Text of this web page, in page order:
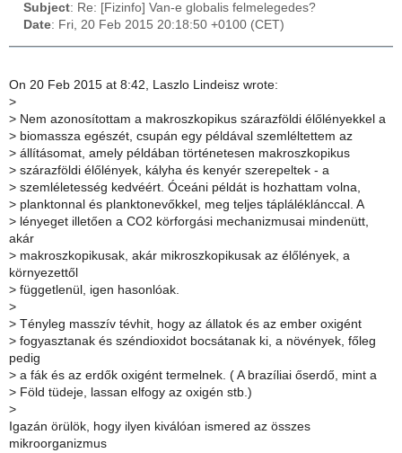
Subject: Re: [Fizinfo] Van-e globalis felmelegedes?
Date: Fri, 20 Feb 2015 20:18:50 +0100 (CET)
On 20 Feb 2015 at 8:42, Laszlo Lindeisz wrote:
>
> Nem azonosítottam a makroszkopikus szárazföldi élőlényekkel a
> biomassza egészét, csupán egy példával szemléltettem az
> állításomat, amely példában történetesen makroszkopikus
> szárazföldi élőlények, kályha és kenyér szerepeltek - a
> szemléletesség kedvéért. Óceáni példát is hozhattam volna,
> planktonnal és planktonevőkkel, meg teljes tápláléklánccal. A
> lényeget illetően a CO2 körforgási mechanizmusai mindenütt,
akár
> makroszkopikusak, akár mikroszkopikusak az élőlények, a
környezettől
> függetlenül, igen hasonlóak.
>
> Tényleg masszív tévhit, hogy az állatok és az ember oxigént
> fogyasztanak és széndioxidot bocsátanak ki, a növények, főleg
pedig
> a fák és az erdők oxigént termelnek. ( A brazíliai őserdő, mint a
> Föld tüdeje, lassan elfogy az oxigén stb.)
>
Igazán örülök, hogy ilyen kiválóan ismered az összes
mikroorganizmus